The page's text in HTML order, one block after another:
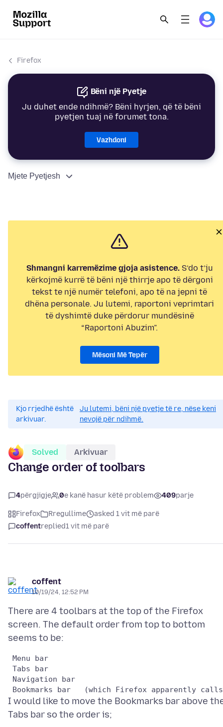
Firefox
Bëni një Pyetje
Ju duhet ende ndihmë? Bëni hyrjen, që të bëni
pyetjen tuaj në forumet tona.
Vazhdoni
Mjete Pyetjesh
Shmangni karremëzime gjoja asistence.S’do t’ju
kërkojmë kurrë të bëni një thirrje apo të dërgoni
tekst te një numër telefoni, apo të na jepni të
dhëna personale. Ju lutemi, raportoni veprimtari
të dyshimtë duke përdorur mundësinë
“Raportoni Abuzim”.
Mësoni Më Tepër
Kjo rrjedhë është
arkivuar.
Ju lutemi, bëni një pyetje të re, nëse keni
nevojë për ndihmë.
Solved Arkivuar
Change order of toolbars
4përgjigje 0e kanë hasur këtë problem 409parje
Firefox Rregullime
asked 1 vit më parë
coffentreplied1 vit më parë
coffent
10/19/24, 12:52 PM
There are 4 toolbars at the top of the Firefox
screen. The default order from top to bottom
Menu bar
Tabs bar
Navigation bar
I would like to move the Bookmarks bar above